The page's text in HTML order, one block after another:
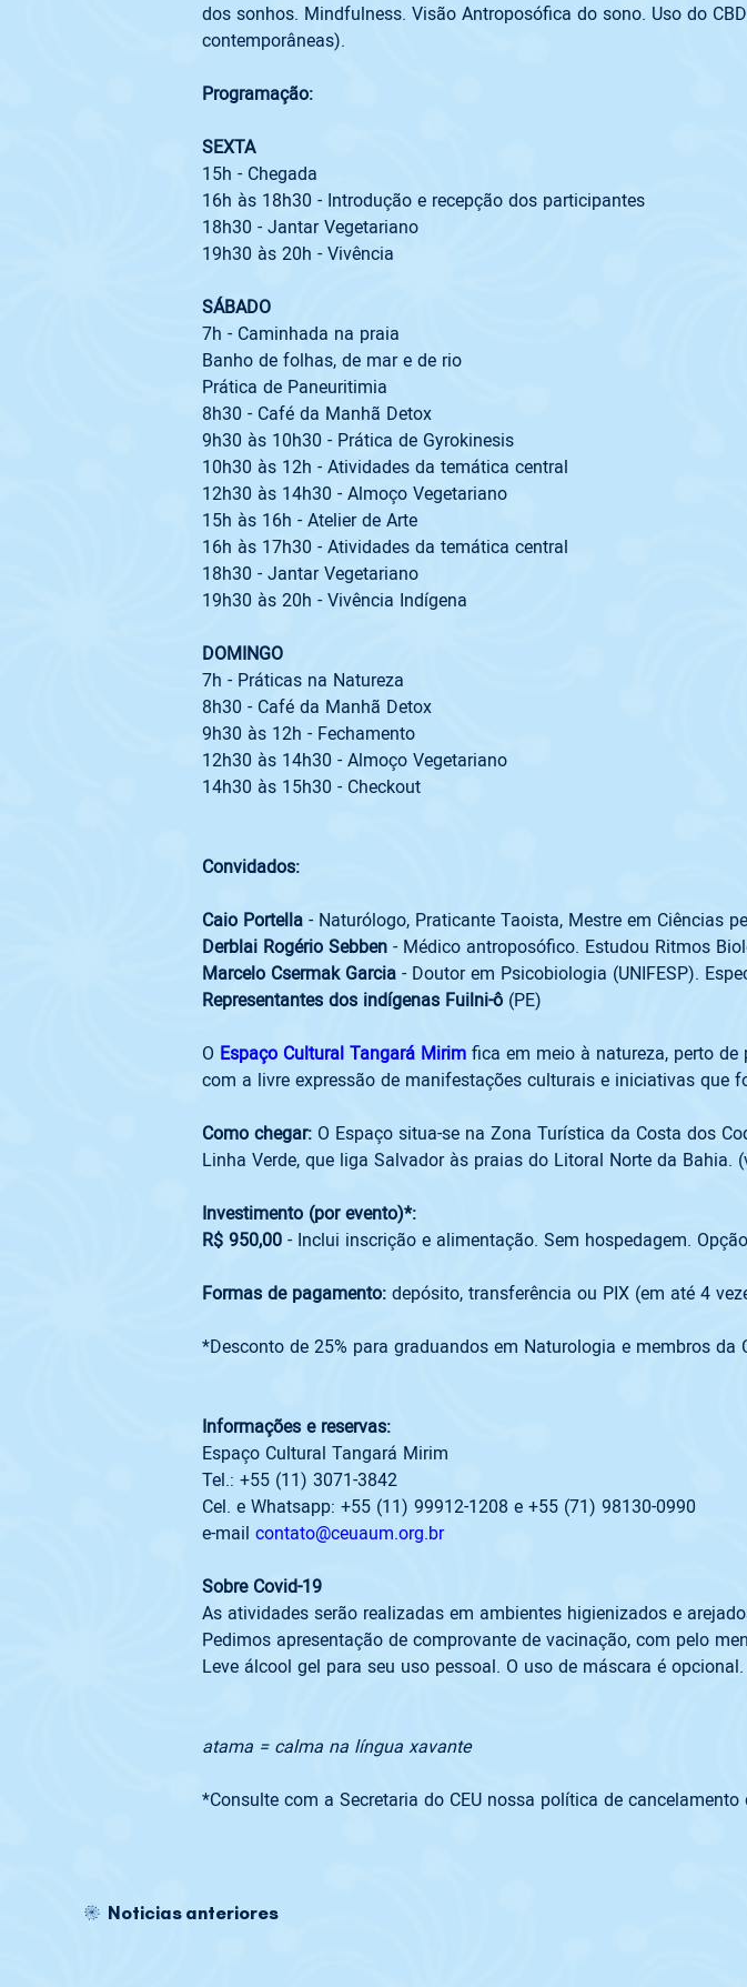
dos sonhos. Mindfulness. Visão Antroposófica do sono. Uso do
contemporâneas).
Programação:
SEXTA
15h - Chegada
16h às 18h30 - Introdução e recepção dos participantes
18h30 - Jantar Vegetariano
19h30 às 20h - Vivência
SÁBADO
7h - Caminhada na praia
Banho de folhas, de mar e de rio
Prática de Paneuritimia
8h30 - Café da Manhã Detox
9h30 às 10h30 - Prática de Gyrokinesis
10h30 às 12h - Atividades da temática central
12h30 às 14h30 - Almoço Vegetariano
15h às 16h - Atelier de Arte
16h às 17h30 - Atividades da temática central
18h30 - Jantar Vegetariano
19h30 às 20h - Vivência Indígena
DOMINGO
7h - Práticas na Natureza
8h30 - Café da Manhã Detox
9h30 às 12h - Fechamento
12h30 às 14h30 - Almoço Vegetariano
14h30 às 15h30 - Checkout
Convidados:
Caio Portella
Derblai Rogério Sebben - Médico antroposófico. Estudou Ritmos
Marcelo Csermak Garcia
Representantes dos indígenas Fuilni-ô (PE)
O Espaço Cultural Tangará Mirim fica em meio à natureza, perto
com a livre expressão de manifestações culturais e iniciativas que
Como chegar: O Espaço situa-se na Zona Turística da Costa dos
Linha Verde, que liga Salvador às praias do Litoral Norte da Bahia.
Investimento (por evento)*:
R$ 950,00 - Inclui inscrição e alimentação. Sem hospedagem.
Formas de pagamento: depósito, transferência ou PIX (em até 4
*Desconto de 25% para graduandos em Naturologia e membros da
Informações e reservas:
Espaço Cultural Tangará Mirim
Tel.: +55 (11) 3071-3842
Cel. e Whatsapp: +55 (11) 99912-1208 e +55 (71) 98130-0990
e-mail contato@ceuaum.org.br
As atividades serão realizadas em ambientes higienizados e
Pedimos apresentação de comprovante de vacinação, com pelo
Leve álcool gel para seu uso pessoal. O uso de máscara é opcional.
atama = calma na língua xavante
*Consulte com a Secretaria do CEU nossa política de cancelamento
Noticias anteriores